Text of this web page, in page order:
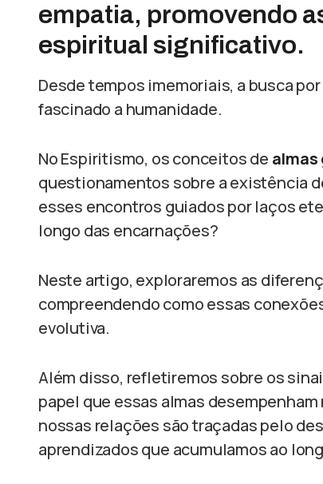
empatia, promovendo
espiritual significativo.
Desde tempos imemoriais, a busca
fascinado a humanidade.
No Espiritismo, os conceitos de almas
questionamentos sobre a existência
esses encontros guiados por laços
longo das encarnações?
Neste artigo, exploraremos as
compreendendo como essas
evolutiva.
Além disso, refletiremos sobre os
papel que essas almas
nossas relações são traçadas pelo
aprendizados que acumulamos ao